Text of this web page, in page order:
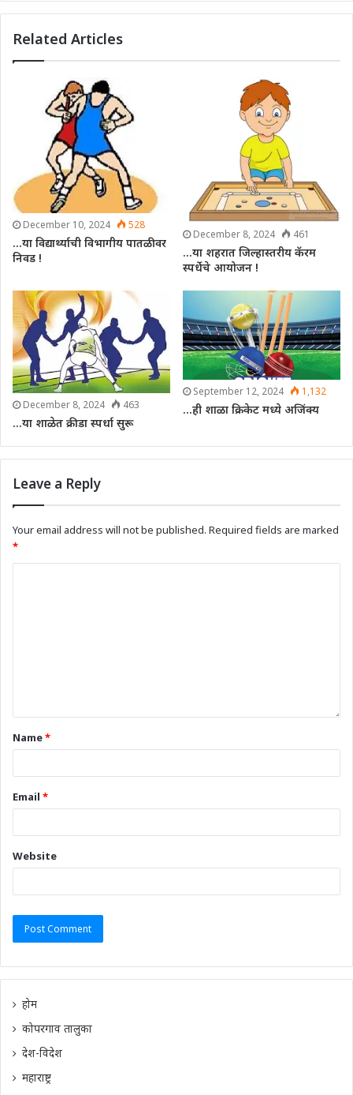
Related Articles
December 10, 2024 528
…या विद्यार्थ्याची विभागीय पातळीवर
निवड !
December 8, 2024 461
…या शहरात जिल्हास्तरीय कॅरम
स्पर्धेचे आयोजन !
December 8, 2024 463
…या शाळेत क्रीडा स्पर्धा सुरू
September 12, 2024 1,132
…ही शाळा क्रिकेट मध्ये अजिंक्य
Leave a Reply
Your email address will not be published. Required fields are marked
*
Name*
Email *
Website
होम
कोपरगाव तालुका
देश-विदेश
महाराष्ट्र